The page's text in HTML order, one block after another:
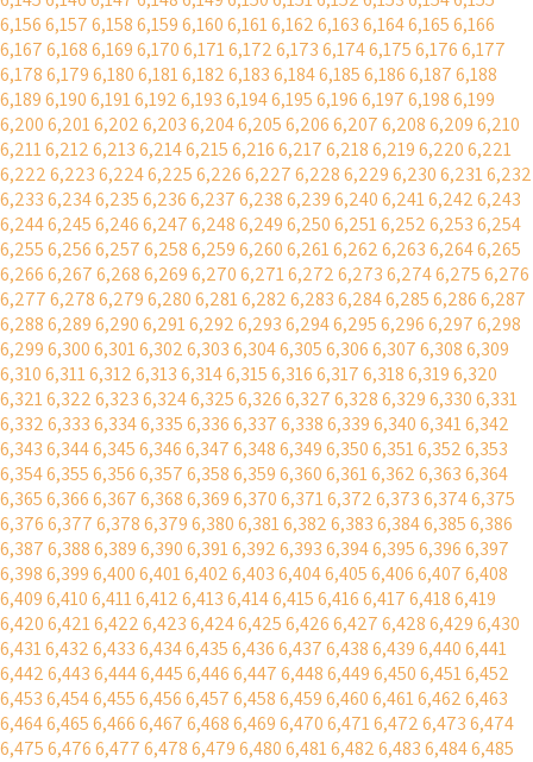
6,1566,1576,1586,1596,1606,1616,1626,1636,1646,1656,166
6,1676,1686,1696,1706,1716,1726,1736,1746,1756,1766,177
6,1786,1796,1806,1816,1826,1836,1846,1856,1866,1876,188
6,1896,1906,1916,1926,1936,1946,1956,1966,1976,1986,199
6,2006,2016,2026,2036,2046,2056,2066,2076,2086,2096,210
6,2116,2126,2136,2146,2156,2166,2176,2186,2196,2206,221
6,2226,2236,2246,2256,2266,2276,2286,2296,2306,2316,232
6,2336,2346,2356,2366,2376,2386,2396,2406,2416,2426,243
6,2446,2456,2466,2476,2486,2496,2506,2516,2526,2536,254
6,2556,2566,2576,2586,2596,2606,2616,2626,2636,2646,265
6,2666,2676,2686,2696,2706,2716,2726,2736,2746,2756,276
6,2776,2786,2796,2806,2816,2826,2836,2846,2856,2866,287
6,2886,2896,2906,2916,2926,2936,2946,2956,2966,2976,298
6,2996,3006,3016,3026,3036,3046,3056,3066,3076,3086,309
6,3106,3116,3126,3136,3146,3156,3166,3176,3186,3196,320
6,3216,3226,3236,3246,3256,3266,3276,3286,3296,3306,331
6,3326,3336,3346,3356,3366,3376,3386,3396,3406,3416,342
6,3436,3446,3456,3466,3476,3486,3496,3506,3516,3526,353
6,3546,3556,3566,3576,3586,3596,3606,3616,3626,3636,364
6,3656,3666,3676,3686,3696,3706,3716,3726,3736,3746,375
6,3766,3776,3786,3796,3806,3816,3826,3836,3846,3856,386
6,3876,3886,3896,3906,3916,3926,3936,3946,3956,3966,397
6,3986,3996,4006,4016,4026,4036,4046,4056,4066,4076,408
6,4096,4106,4116,4126,4136,4146,4156,4166,4176,4186,419
6,4206,4216,4226,4236,4246,4256,4266,4276,4286,4296,430
6,4316,4326,4336,4346,4356,4366,4376,4386,4396,4406,441
6,4426,4436,4446,4456,4466,4476,4486,4496,4506,4516,452
6,4536,4546,4556,4566,4576,4586,4596,4606,4616,4626,463
6,4646,4656,4666,4676,4686,4696,4706,4716,4726,4736,474
6,4756,4766,4776,4786,4796,4806,4816,4826,4836,4846,485